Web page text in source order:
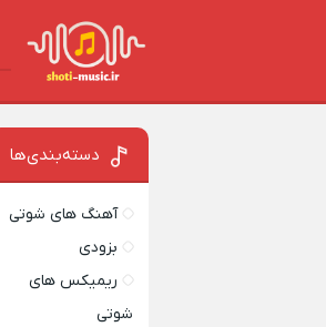
دسته‌بندی‌ها
آهنگ های شوتی
بزودی
ریمیکس های
شوتی